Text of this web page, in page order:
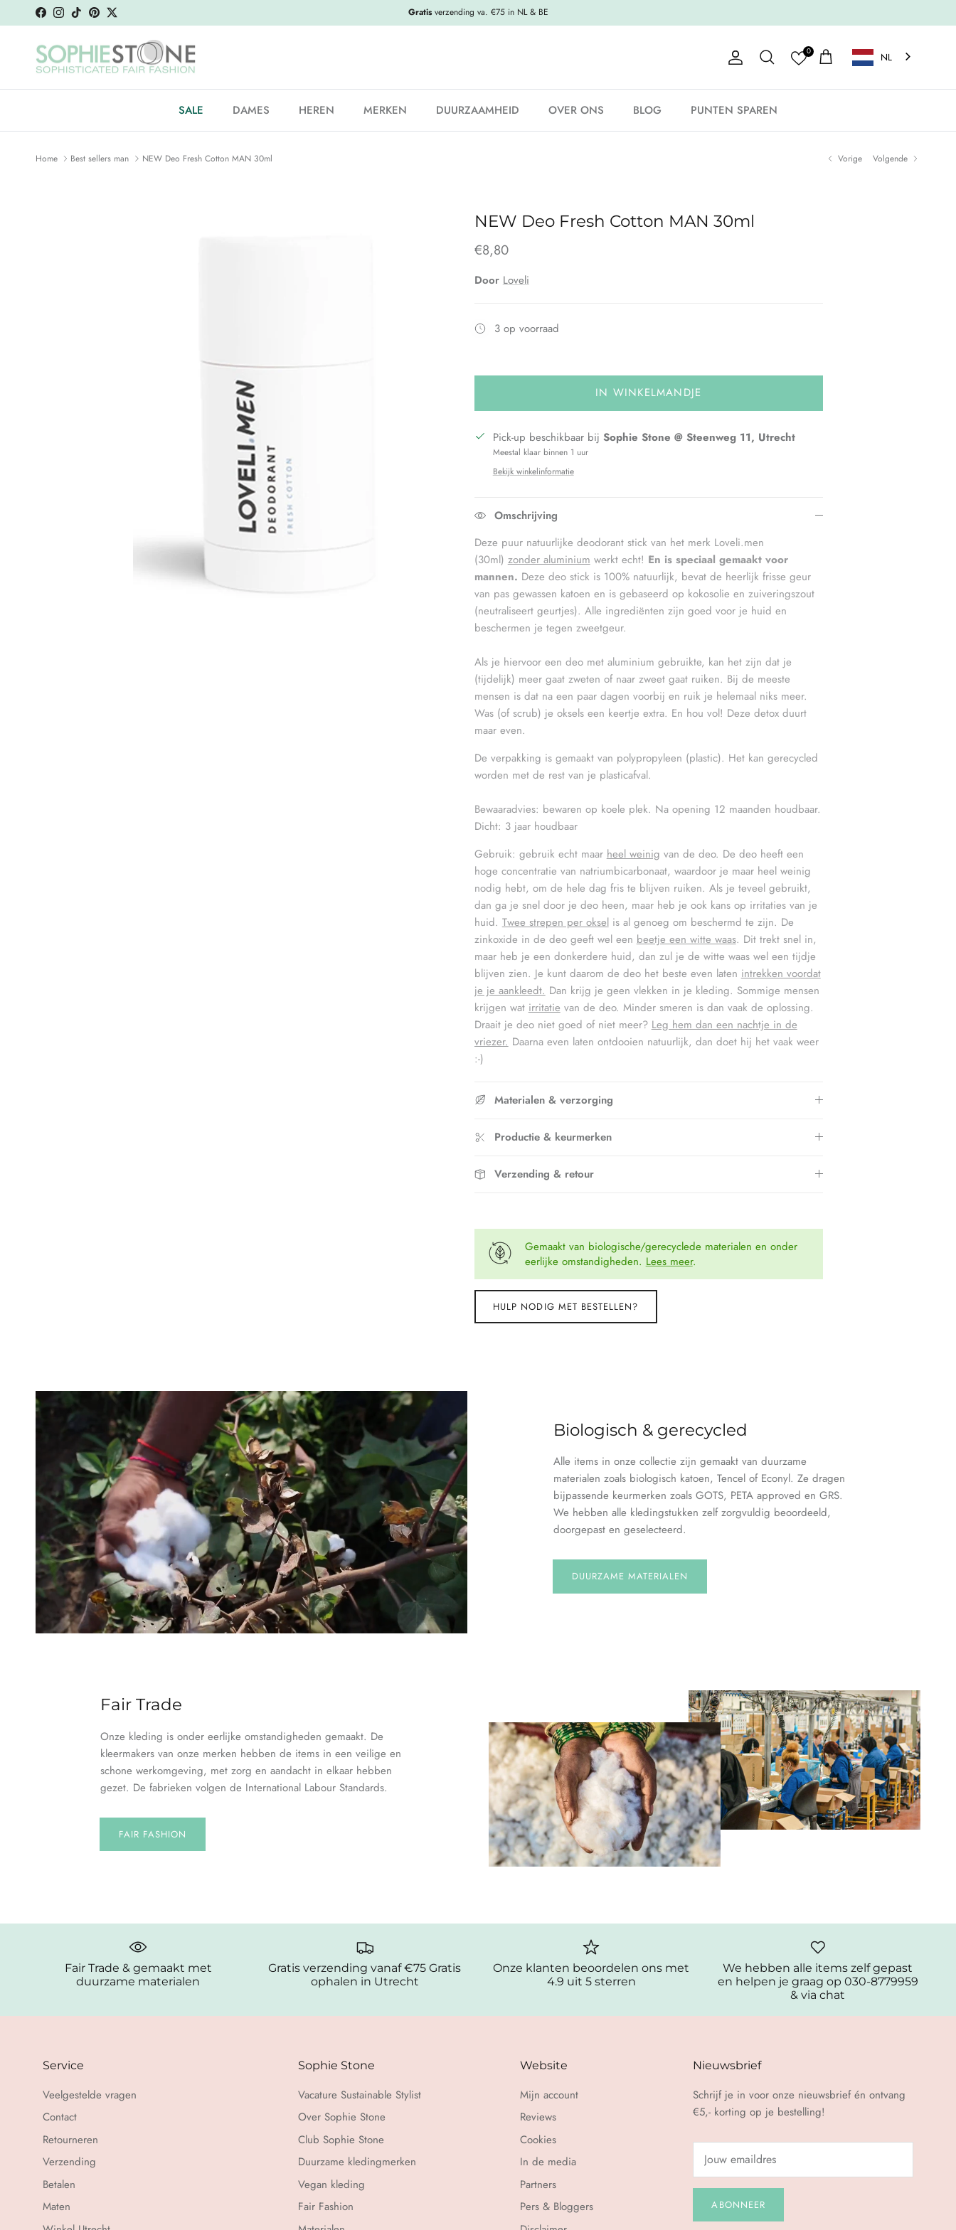
Ga naar inhoud
FacebookInstagram
TikTokPinterestTwitter Gratisverzending va. €75 in NL & BE
Account
Zoeken
0
Winkelwagen NL
SALE DAMES HEREN MERKEN DUURZAAMHEID OVER ONS BLOG PUNTEN SPAREN
Home Best sellers man NEW Deo Fresh Cotton MAN 30ml Vorige Volgende
NEW Deo Fresh Cotton MAN 30ml
€8,80
Door Loveli
3 op voorraad
IN WINKELMANDJE
Pick-up beschikbaar bij Sophie Stone @ Steenweg 11, Utrecht
Meestal klaar binnen 1 uur
Bekijk winkelinformatie
Omschrijving
Deze puur natuurlijke deodorant stick van het merk Loveli.men
(30ml) zonder aluminium werkt echt! En is speciaal gemaakt voor
mannen. Deze deo stick is 100% natuurlijk, bevat de heerlijk frisse geur
van pas gewassen katoen en is gebaseerd op kokosolie en zuiveringszout
(neutraliseert geurtjes). Alle ingrediënten zijn goed voor je huid en
beschermen je tegen zweetgeur.
Als je hiervoor een deo met aluminium gebruikte, kan het zijn dat je
(tijdelijk) meer gaat zweten of naar zweet gaat ruiken. Bij de meeste
mensen is dat na een paar dagen voorbij en ruik je helemaal niks meer.
Was (of scrub) je oksels een keertje extra. En hou vol! Deze detox duurt
maar even.
De verpakking is gemaakt van polypropyleen (plastic). Het kan gerecycled
worden met de rest van je plasticafval.
Bewaaradvies: bewaren op koele plek. Na opening 12 maanden houdbaar.
Dicht: 3 jaar houdbaar
Gebruik: gebruik echt maar heel weinig van de deo. De deo heeft een
hoge concentratie van natriumbicarbonaat, waardoor je maar heel weinig
nodig hebt, om de hele dag fris te blijven ruiken. Als je teveel gebruikt,
dan ga je snel door je deo heen, maar heb je ook kans op irritaties van je
huid. Twee strepen per okselis al genoeg om beschermd te zijn. De
zinkoxide in de deo geeft wel een beetje een witte waas. Dit trekt snel in,
maar heb je een donkerdere huid, dan zul je de witte waas wel een tijdje
blijven zien. Je kunt daarom de deo het beste even laten intrekken voordat
je je aankleedt. Dan krijg je geen vlekken in je kleding. Sommige mensen
krijgen wat irritatie van de deo. Minder smeren is dan vaak de oplossing.
Draait je deo niet goed of niet meer? Leg hem dan een nachtje in de
vriezer. Daarna even laten ontdooien natuurlijk, dan doet hij het vaak weer
:-)
Materialen & verzorging
Productie & keurmerken
Verzending & retour
Gemaakt van biologische/gerecyclede materialen en onder
eerlijke omstandigheden. Lees meer.
HULP NODIG MET BESTELLEN?
Biologisch & gerecycled
Alle items in onze collectie zijn gemaakt van duurzame
materialen zoals biologisch katoen, Tencel of Econyl. Ze dragen
bijpassende keurmerken zoals GOTS, PETA approved en GRS.
We hebben alle kledingstukken zelf zorgvuldig beoordeeld,
doorgepast en geselecteerd.
DUURZAME MATERIALEN
Fair Trade
Onze kleding is onder eerlijke omstandigheden gemaakt. De
kleermakers van onze merken hebben de items in een veilige en
schone werkomgeving, met zorg en aandacht in elkaar hebben
gezet. De fabrieken volgen de International Labour Standards.
FAIR FASHION
Fair Trade & gemaakt met
duurzame materialen
Gratis verzending vanaf €75 Gratis
ophalen in Utrecht
Onze klanten beoordelen ons met
4.9 uit 5 sterren
We hebben alle items zelf gepast
en helpen je graag op 030-8779959
& via chat
Service
Veelgestelde vragen
Contact
Retourneren
Verzending
Betalen
Maten
Sophie Stone
Vacature Sustainable Stylist
Over Sophie Stone
Club Sophie Stone
Duurzame kledingmerken
Vegan kleding
Fair Fashion
Website
Mijn account
Reviews
Cookies
In de media
Partners
Pers & Bloggers
Nieuwsbrief
Schrijf je in voor onze nieuwsbrief én ontvang
€5,- korting op je bestelling!
ABONNEER